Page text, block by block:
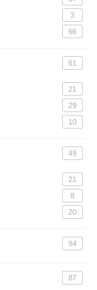
3
66
61
21
29
10
49
21
8
20
94
87